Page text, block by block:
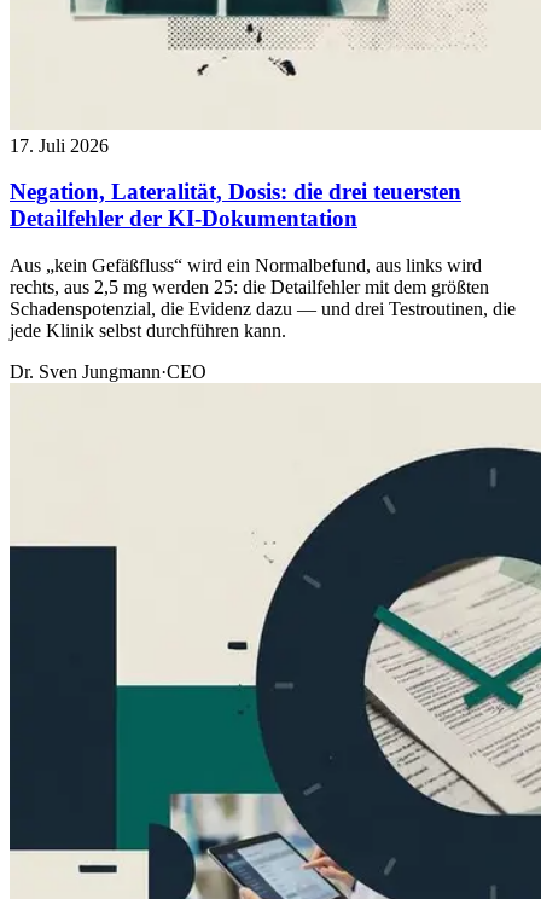
17. Juli 2026
Negation, Lateralität, Dosis: die drei teuersten
Detailfehler der KI-Dokumentation
Aus „kein Gefäßfluss“ wird ein Normalbefund, aus links wird
rechts, aus 2,5 mg werden 25: die Detailfehler mit dem größten
Schadenspotenzial, die Evidenz dazu — und drei Testroutinen, die
jede Klinik selbst durchführen kann.
Dr. Sven Jungmann·CEO